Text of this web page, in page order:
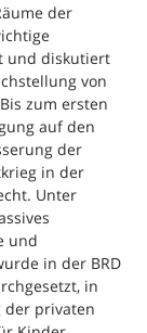
der
und diskutiert
von
zum ersten
auf den
der
in der
Unter
und
in der BRD
in
der privaten